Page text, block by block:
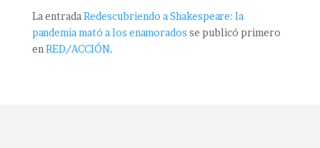
La entrada Redescubriendo a Shakespeare: la
pandemia mató a los enamorados se publicó primero
en RED/ACCIÓN.